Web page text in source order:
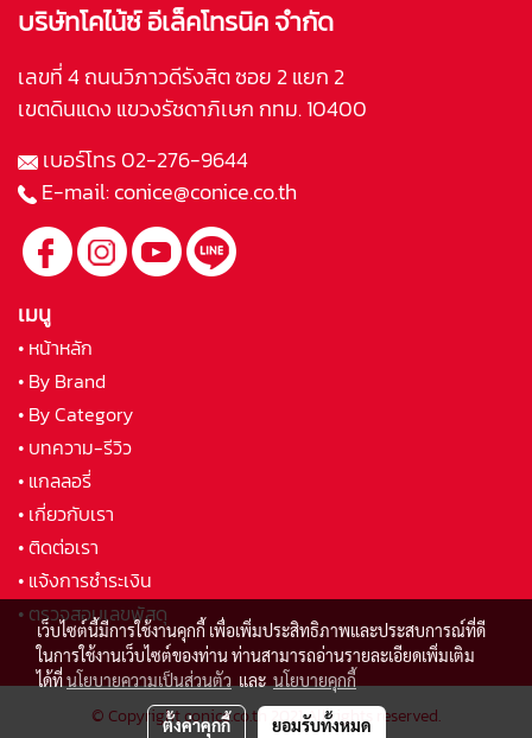
บริษัทโคไน้ซ์ อีเล็คโทรนิค จำกัด
เลขที่ 4 ถนนวิภาวดีรังสิต ซอย 2 แยก 2
เขตดินแดง แขวงรัชดาภิเษก กทม. 10400
เบอร์โทร02-276-9644
E-mail:conice@conice.co.th
เมนู
• หน้าหลัก
• By Brand
• By Category
• บทความ-รีวิว
• แกลลอรี่
• เกี่ยวกับเรา
• ติดต่อเรา
• แจ้งการชำระเงิน
• ตรวจสอบเลขพัสดุ
© Copyright conice.co.th 2021 All rights reserved.
เว็บไซต์นี้มีการใช้งานคุกกี้ เพื่อเพิ่มประสิทธิภาพและประสบการณ์ที่ดี
ในการใช้งานเว็บไซต์ของท่าน ท่านสามารถอ่านรายละเอียดเพิ่มเติม
ได้ที่นโยบายความเป็นส่วนตัว และ นโยบายคุกกี้
ตั้งค่าคุกกี้ ยอมรับทั้งหมด